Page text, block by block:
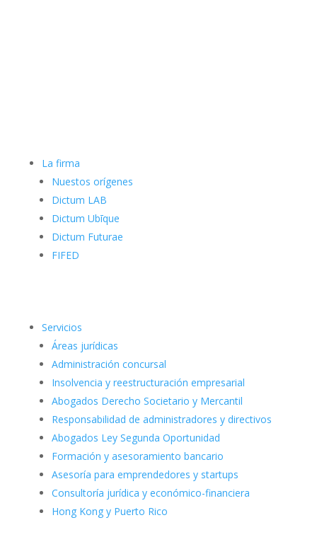
La firma
Nuestos orígenes
Dictum LAB
Dictum Ubīque
Dictum Futurae
FIFED
Servicios
Áreas jurídicas
Administración concursal
Insolvencia y reestructuración empresarial
Abogados Derecho Societario y Mercantil
Responsabilidad de administradores y directivos
Abogados Ley Segunda Oportunidad
Formación y asesoramiento bancario
Asesoría para emprendedores y startups
Consultoría jurídica y económico-financiera
Hong Kong y Puerto Rico